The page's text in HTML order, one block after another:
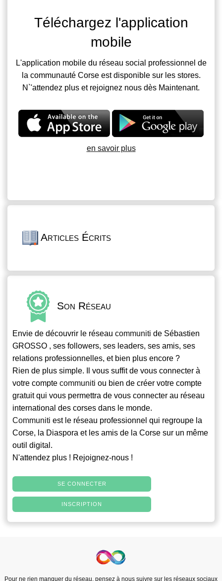
Téléchargez l'application
mobile
L'application mobile du réseau social professionnel de
la communauté Corse est disponible sur les stores.
N`'attendez plus et rejoignez nous dès Maintenant.
en savoir plus
Articles Écrits
Son Réseau
Envie de découvrir le réseau communiti de Sébastien
GROSSO , ses followers, ses leaders, ses amis, ses
relations professionnelles, et bien plus encore ?
Rien de plus simple. Il vous suffit de vous connecter à
votre compte communiti ou bien de créer votre compte
gratuit qui vous permettra de vous connecter au réseau
international des corses dans le monde.
Communiti est le réseau professionnel qui regroupe la
Corse, la Diaspora et les amis de la Corse sur un même
outil digital.
N'attendez plus ! Rejoignez-nous !
SE CONNECTER
INSCRIPTION
Pour ne rien manquer du réseau, pensez à nous suivre sur les réseaux sociaux